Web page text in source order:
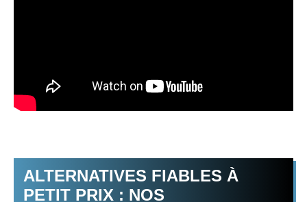
ALTERNATIVES FIABLES À
PETIT PRIX : NOS